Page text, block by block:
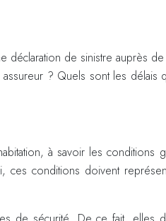
déclaration de sinistre auprès
? Quels sont les
à savoir les conditions
ces conditions doivent